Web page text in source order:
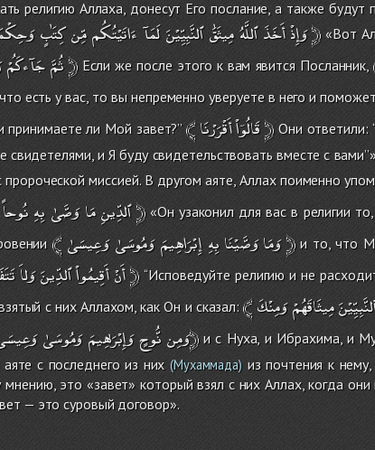
религию Аллаха, донесут Его послание, а также
﴾وَإِذْأَخَذَٱللَّهُمِيثَٰقَٱلنَّبِيِّيْنَلَمَآءَاتَيْتُكُممِّنكِتَٰبٍ ﴿«Вот
ثُمَّجَآءكَُمْ ﴿Если же после этого к вам явится Посланник,
есть у вас, то вы непременно уверуете в него и
принимаете ли Мой завет?’’﴾ قَالُوۤاْأَقْرَرْنَا ﴿Они ответили:
свидетелями, и Я буду свидетельствовать вместе с
пророческой миссией. В другом аяте, Аллах поименно
ٱلدِّينِمَاوَصَّىٰبِهِنُوحاً ﴿«Он узаконил для вас в религии
﴾ وَمَاوَصَّيْنَابِهِإِبْرَاهِيمَوَمُوسَىٰوَعِيسَىٰ ﴿и то, что
﴾أَنْأَقِيمُواْٱلدِّينَوَلاَ ﴿‘‘Исповедуйте религию и не
с них Аллахом, как Он и сказал:﴾ مِيثَاقَهُمْوَمِنْكَ
وَمِننُّوحٍوَإِبْرَٰهِيمَوَمُوسَىٰ مَرْيَمَ﴿и с Нуха, и Ибрахима, и
с последнего из них (Мухаммада)из почтения к
мнению, это «завет» который взял с них Аллах, когда
— это суровый договор».